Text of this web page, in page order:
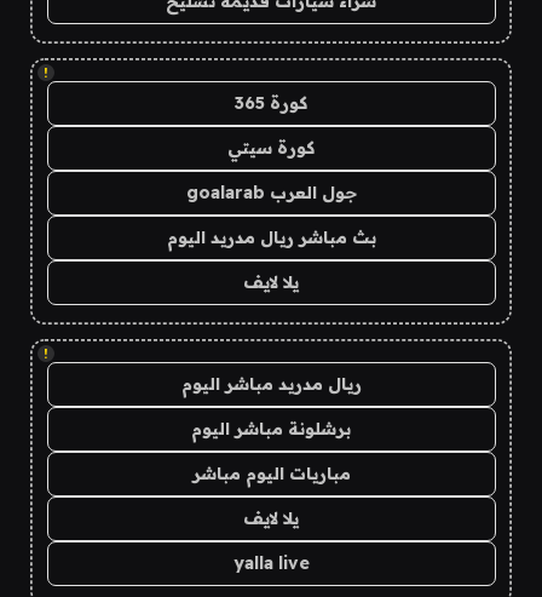
!
كورة 365
كورة سيتي
جول العرب goalarab
بث مباشر ريال مدريد اليوم
يلا لايف
!
ريال مدريد مباشر اليوم
برشلونة مباشر اليوم
مباريات اليوم مباشر
يلا لايف
yalla live